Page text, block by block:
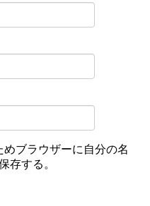
ブラウザーに自分の名
存する。